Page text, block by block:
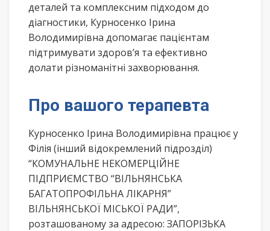
деталей та комплексним підходом до
діагностики, Курносенко Ірина
Володимирівна допомагає пацієнтам
підтримувати здоров’я та ефективно
долати різноманітні захворювання.
Про вашого терапевта
Курносенко Ірина Володимирівна працює у
Філія (інший відокремлений підрозділ)
“КОМУНАЛЬНЕ НЕКОМЕРЦІЙНЕ
ПІДПРИЄМСТВО “ВІЛЬНЯНСЬКА
БАГАТОПРОФІЛЬНА ЛІКАРНЯ”
ВІЛЬНЯНСЬКОЇ МІСЬКОЇ РАДИ”,
розташованому за адресою: ЗАПОРІЗЬКА